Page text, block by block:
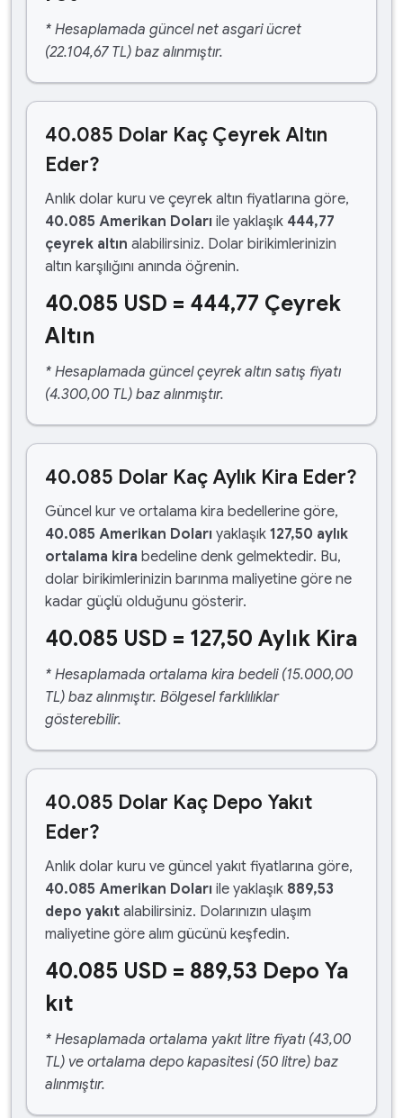
* Hesaplamada güncel net asgari ücret
(22.104,67 TL) baz alınmıştır.
40.085 Dolar Kaç Çeyrek Altın
Eder?
Anlık dolar kuru ve çeyrek altın fiyatlarına göre,
40.085 Amerikan Doları ile yaklaşık 444,77
çeyrek altın alabilirsiniz. Dolar birikimlerinizin
altın karşılığını anında öğrenin.
40.085 USD = 444,77 Çeyrek
Altın
* Hesaplamada güncel çeyrek altın satış fiyatı
(4.300,00 TL) baz alınmıştır.
40.085 Dolar Kaç Aylık Kira Eder?
Güncel kur ve ortalama kira bedellerine göre,
40.085 Amerikan Doları yaklaşık 127,50 aylık
ortalama kira bedeline denk gelmektedir. Bu,
dolar birikimlerinizin barınma maliyetine göre ne
kadar güçlü olduğunu gösterir.
40.085 USD = 127,50 Aylık Kira
* Hesaplamada ortalama kira bedeli (15.000,00
TL) baz alınmıştır. Bölgesel farklılıklar
gösterebilir.
40.085 Dolar Kaç Depo Yakıt
Eder?
Anlık dolar kuru ve güncel yakıt fiyatlarına göre,
40.085 Amerikan Doları ile yaklaşık 889,53
depo yakıt alabilirsiniz. Dolarınızın ulaşım
maliyetine göre alım gücünü keşfedin.
40.085 USD = 889,53 Depo Ya
kıt
* Hesaplamada ortalama yakıt litre fiyatı (43,00
TL) ve ortalama depo kapasitesi (50 litre) baz
alınmıştır.